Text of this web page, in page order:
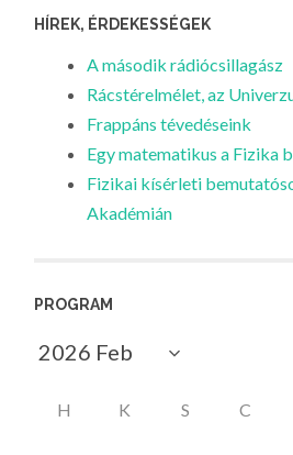
HÍREK, ÉRDEKESSÉGEK
A második rádiócsillagász
Rácstérelmélet, az
Frappáns tévedéseink
Egy matematikus a Fizika
Fizikai kísérleti
Akadémián
PROGRAM
H K S C